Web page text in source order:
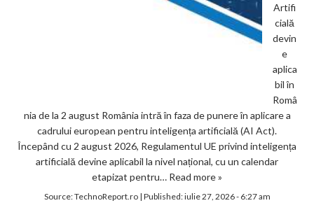
Artifi
cială
devin
e
aplica
bil în
Româ
nia de la 2 august România intră în faza de punere în aplicare a
cadrului european pentru inteligența artificială (AI Act).
Începând cu 2 august 2026, Regulamentul UE privind inteligența
artificială devine aplicabil la nivel național, cu un calendar
etapizat pentru… Read more »
Source:TechnoReport.ro| Published:iulie 27, 2026 - 6:27 am